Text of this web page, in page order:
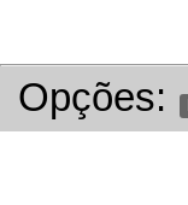
Opções: